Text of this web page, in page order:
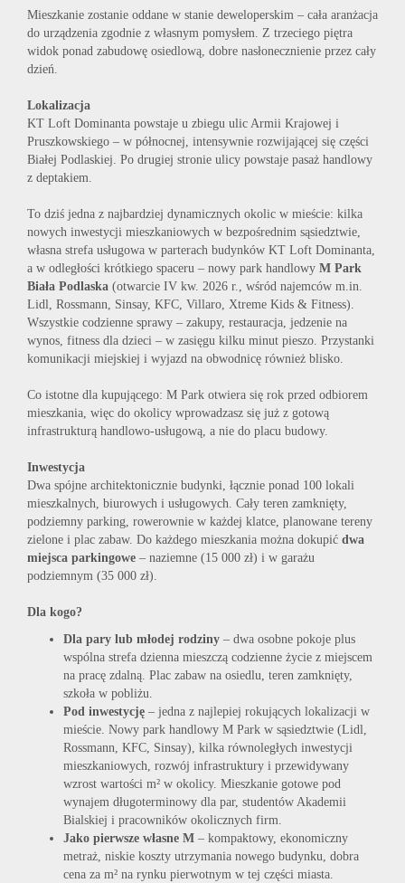
Mieszkanie zostanie oddane w stanie deweloperskim – cała aranżacja
do urządzenia zgodnie z własnym pomysłem. Z trzeciego piętra
widok ponad zabudowę osiedlową, dobre nasłonecznienie przez cały
dzień.
Lokalizacja
KT Loft Dominanta powstaje u zbiegu ulic Armii Krajowej i
Pruszkowskiego – w północnej, intensywnie rozwijającej się części
Białej Podlaskiej. Po drugiej stronie ulicy powstaje pasaż handlowy
z deptakiem.
To dziś jedna z najbardziej dynamicznych okolic w mieście: kilka
nowych inwestycji mieszkaniowych w bezpośrednim sąsiedztwie,
własna strefa usługowa w parterach budynków KT Loft Dominanta,
a w odległości krótkiego spaceru – nowy park handlowy M Park
Biała Podlaska (otwarcie IV kw. 2026 r., wśród najemców m.in.
Lidl, Rossmann, Sinsay, KFC, Villaro, Xtreme Kids & Fitness).
Wszystkie codzienne sprawy – zakupy, restauracja, jedzenie na
wynos, fitness dla dzieci – w zasięgu kilku minut pieszo. Przystanki
komunikacji miejskiej i wyjazd na obwodnicę również blisko.
Co istotne dla kupującego: M Park otwiera się rok przed odbiorem
mieszkania, więc do okolicy wprowadzasz się już z gotową
infrastrukturą handlowo-usługową, a nie do placu budowy.
Inwestycja
Dwa spójne architektonicznie budynki, łącznie ponad 100 lokali
mieszkalnych, biurowych i usługowych. Cały teren zamknięty,
podziemny parking, rowerownie w każdej klatce, planowane tereny
zielone i plac zabaw. Do każdego mieszkania można dokupić dwa
miejsca parkingowe – naziemne (15 000 zł) i w garażu
podziemnym (35 000 zł).
Dla kogo?
Dla pary lub młodej rodziny – dwa osobne pokoje plus
wspólna strefa dzienna mieszczą codzienne życie z miejscem
na pracę zdalną. Plac zabaw na osiedlu, teren zamknięty,
szkoła w pobliżu.
Pod inwestycję – jedna z najlepiej rokujących lokalizacji w
mieście. Nowy park handlowy M Park w sąsiedztwie (Lidl,
Rossmann, KFC, Sinsay), kilka równoległych inwestycji
mieszkaniowych, rozwój infrastruktury i przewidywany
wzrost wartości m² w okolicy. Mieszkanie gotowe pod
wynajem długoterminowy dla par, studentów Akademii
Bialskiej i pracowników okolicznych firm.
Jako pierwsze własne M – kompaktowy, ekonomiczny
metraż, niskie koszty utrzymania nowego budynku, dobra
cena za m² na rynku pierwotnym w tej części miasta.